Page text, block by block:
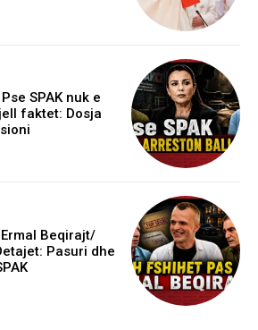
SPAK nuk e
faktet: Dosja
Beqirajt/
Pasuri dhe